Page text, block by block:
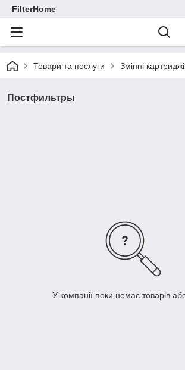
FilterHome
Товари та послуги Змінні картриджі
Постфильтры
У компанії поки немає товарів